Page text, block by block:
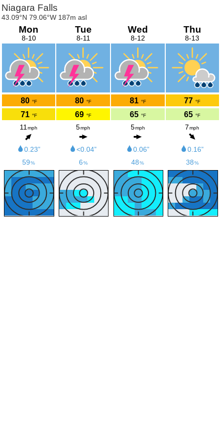
Niagara Falls
43.09°N 79.06°W 187m asl
Mon
8-10
80 °F
71 °F
11mph
0.23”
59%
Tue
8-11
80 °F
69 °F
5mph
<0.04”
6%
Wed
8-12
81 °F
65 °F
5mph
0.06”
48 %
Thu
8-13
77 °F
65 °F
7 mph
0.16”
38%